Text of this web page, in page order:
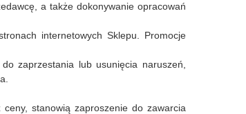
a także dokonywanie opracowań
internetowych Sklepu. Promocje
zaprzestania lub usunięcia naruszeń,
stanowią zaproszenie do zawarcia